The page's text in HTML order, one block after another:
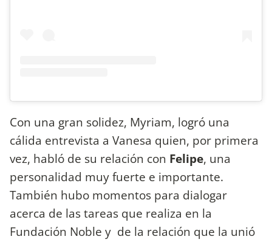
Con una gran solidez, Myriam, logró una
cálida entrevista a Vanesa quien, por primera
vez, habló de su relación con Felipe, una
personalidad muy fuerte e importante.
También hubo momentos para dialogar
acerca de las tareas que realiza en la
Fundación Noble y de la relación que la unió